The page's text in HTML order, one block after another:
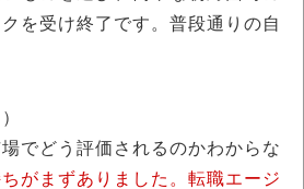
を受け終了です。普段通りの自
でどう評価されるのかわからな
がまずありました。転職エージ